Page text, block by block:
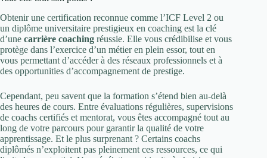
Obtenir une certification reconnue comme l’ICF Level 2 ou
un diplôme universitaire prestigieux en coaching est la clé
d’une carrière coaching réussie. Elle vous crédibilise et vous
protège dans l’exercice d’un métier en plein essor, tout en
vous permettant d’accéder à des réseaux professionnels et à
des opportunities d’accompagnement de prestige.
Cependant, peu savent que la formation s’étend bien au-delà
des heures de cours. Entre évaluations régulières, supervisions
de coachs certifiés et mentorat, vous êtes accompagné tout au
long de votre parcours pour garantir la qualité de votre
apprentissage. Et le plus surprenant ? Certains coachs
diplômés n’exploitent pas pleinement ces ressources, ce qui